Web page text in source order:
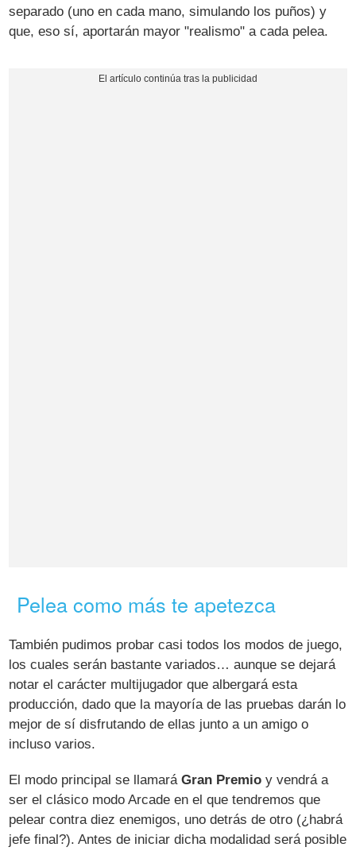
separado (uno en cada mano, simulando los puños) y
que, eso sí, aportarán mayor "realismo" a cada pelea.
Pelea como más te apetezca
También pudimos probar casi todos los modos de juego,
los cuales serán bastante variados… aunque se dejará
notar el carácter multijugador que albergará esta
producción, dado que la mayoría de las pruebas darán lo
mejor de sí disfrutando de ellas junto a un amigo o
incluso varios.
El modo principal se llamaráGran Premio y vendrá a
ser el clásico modo Arcade en el que tendremos que
pelear contra diez enemigos, uno detrás de otro (¿habrá
jefe final?). Antes de iniciar dicha modalidad será posible